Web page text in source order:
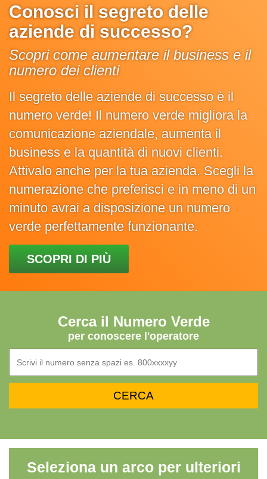
Conosci il segreto delle
aziende di successo?
Scopri come aumentare il business e il
numero dei clienti
Il segreto delle aziende di successo è il
numero verde! Il numero verde migliora la
comunicazione aziendale, aumenta il
business e la quantità di nuovi clienti.
Attivalo anche per la tua azienda. Scegli la
numerazione che preferisci e in meno di un
minuto avrai a disposizione un numero
verde perfettamente funzionante.
SCOPRI DI PIÙ
Cerca il Numero Verde
per conoscere l'operatore
Seleziona un arco per ulteriori